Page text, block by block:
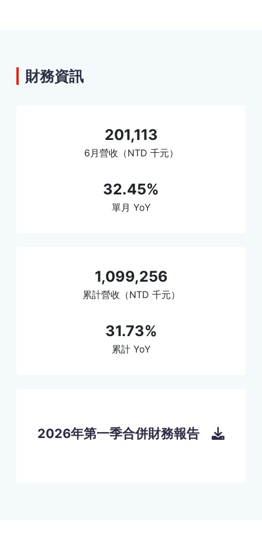
財務資訊
201,113
6月營收（NTD 千元）
32.45%
單月 YoY
1,099,256
累計營收（NTD 千元）
31.73%
累計 YoY
2026年第一季合併財務報告